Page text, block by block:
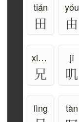
tián
田
yóu
由
xiōng
兄
jī
叽
lìng tàn